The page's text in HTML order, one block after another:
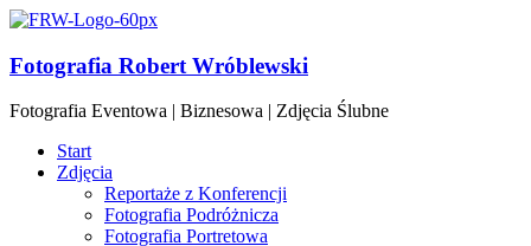
Fotografia Robert Wróblewski
Fotografia Eventowa | Biznesowa | Zdjęcia Ślubne
Start
Zdjęcia
Reportaże z Konferencji
Fotografia Podróżnicza
Fotografia Portretowa